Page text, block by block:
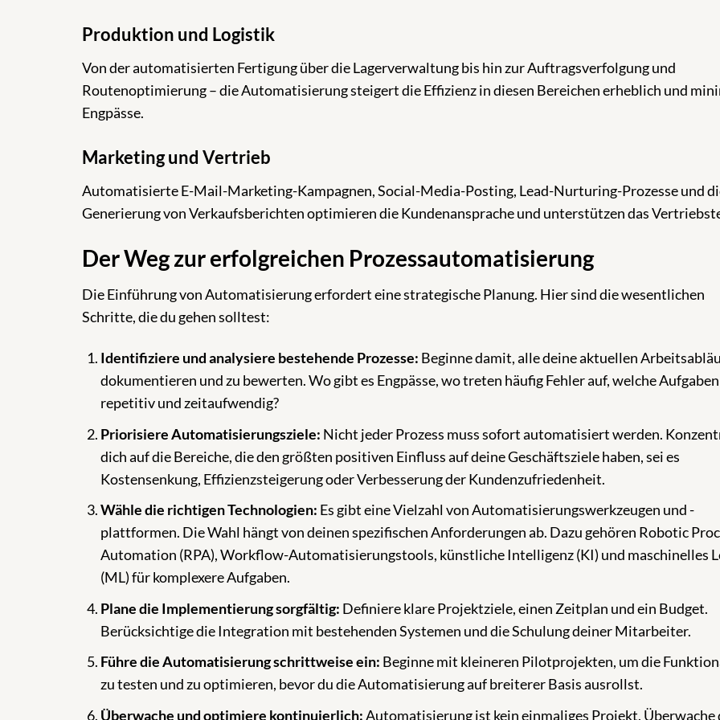
Produktion und Logistik
Von der automatisierten Fertigung über die Lagerverwaltung bis hin zur Auftragsverfolgung und
Routenoptimierung – die Automatisierung steigert die Effizienz in diesen Bereichen erheblich und
Engpässe.
Marketing und Vertrieb
Automatisierte E-Mail-Marketing-Kampagnen, Social-Media-Posting, Lead-Nurturing-Prozesse und
Generierung von Verkaufsberichten optimieren die Kundenansprache und unterstützen das
Der Weg zur erfolgreichen Prozessautomatisierung
Die Einführung von Automatisierung erfordert eine strategische Planung. Hier sind die wesentlichen
Schritte, die du gehen solltest:
Identifiziere und analysiere bestehende Prozesse: Beginne damit, alle deine aktuellen
dokumentieren und zu bewerten. Wo gibt es Engpässe, wo treten häufig Fehler auf, welche
repetitiv und zeitaufwendig?
Priorisiere Automatisierungsziele: Nicht jeder Prozess muss sofort automatisiert werden.
dich auf die Bereiche, die den größten positiven Einfluss auf deine Geschäftsziele haben, sei es
Kostensenkung, Effizienzsteigerung oder Verbesserung der Kundenzufriedenheit.
Wähle die richtigen Technologien: Es gibt eine Vielzahl von Automatisierungswerkzeugen und -
plattformen. Die Wahl hängt von deinen spezifischen Anforderungen ab. Dazu gehören Robotic
Automation (RPA), Workflow-Automatisierungstools, künstliche Intelligenz (KI) und maschinelles
(ML) für komplexere Aufgaben.
Plane die Implementierung sorgfältig: Definiere klare Projektziele, einen Zeitplan und ein Budget.
Berücksichtige die Integration mit bestehenden Systemen und die Schulung deiner Mitarbeiter.
Führe die Automatisierung schrittweise ein: Beginne mit kleineren Pilotprojekten, um die
zu testen und zu optimieren, bevor du die Automatisierung auf breiterer Basis ausrollst.
Überwache und optimiere kontinuierlich:Automatisierung ist kein einmaliges Projekt. Überwache